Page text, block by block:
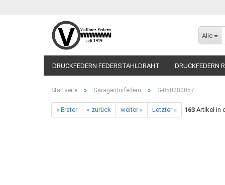
Alle
DRUCKFEDERN FEDERSTAHLDRAHT DRUCKFEDERN
Startseite » Garagentorfedern » G-050280057
« Erster « zurück weiter » Letzter » 163 Artikel in